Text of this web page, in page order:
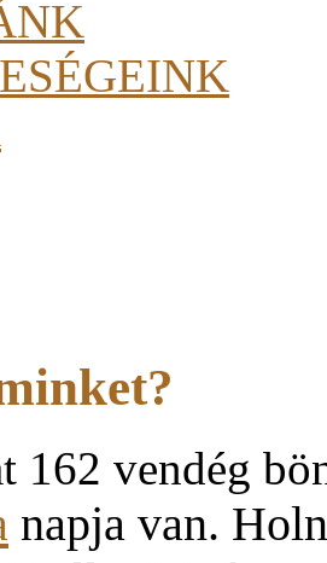
162 vendég
napja van.